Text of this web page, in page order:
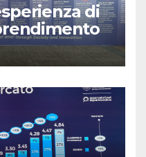
di